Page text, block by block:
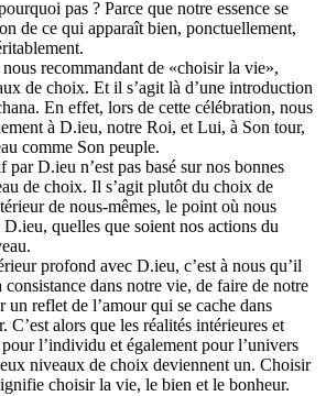
pas ? Parce que notre essence se
de ce qui apparaît bien, ponctuellement,
recommandant de «choisir la vie»,
de choix. Et il s’agit là d’une introduction
En effet, lors de cette célébration, nous
à D.ieu, notre Roi, et Lui, à Son tour,
comme Son peuple.
D.ieu n’est pas basé sur nos bonnes
de choix. Il s’agit plutôt du choix de
de nous-mêmes, le point où nous
quelles que soient nos actions du
profond avec D.ieu, c’est à nous qu’il
consistance dans notre vie, de faire de notre
un reflet de l’amour qui se cache dans
C’est alors que les réalités intérieures et
l’individu et également pour l’univers
niveaux de choix deviennent un. Choisir
choisir la vie, le bien et le bonheur.